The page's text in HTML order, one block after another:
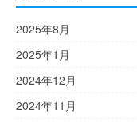
2025年8月
2025年1月
2024年12月
2024年11月